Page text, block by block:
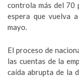
controla más del 70
espera que vuelva
mayo.
El proceso de
las cuentas de la
caída abrupta de la